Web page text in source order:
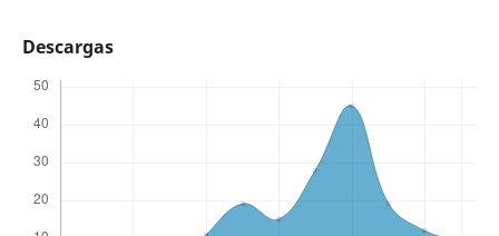
Descargas